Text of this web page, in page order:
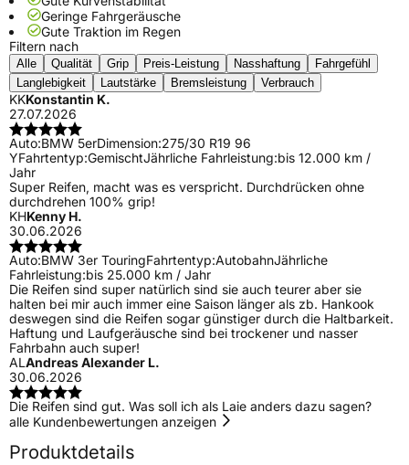
Geringe Fahrgeräusche
Gute Traktion im Regen
Filtern nach
Alle Qualität Grip Preis-Leistung Nasshaftung
Fahrgefühl
Langlebigkeit
Lautstärke Bremsleistung Verbrauch
KKKonstantin K.
27.07.2026
Auto:BMW 5erDimension:275/30 R19 96
YFahrtentyp:GemischtJährliche Fahrleistung:bis 12.000 km /
Jahr
Super Reifen, macht was es verspricht. Durchdrücken ohne
durchdrehen 100% grip!
KHKenny H.
30.06.2026
Auto:BMW 3er TouringFahrtentyp:AutobahnJährliche
Fahrleistung:bis 25.000 km / Jahr
Die Reifen sind super natürlich sind sie auch teurer aber sie
halten bei mir auch immer eine Saison länger als zb. Hankook
deswegen sind die Reifen sogar günstiger durch die Haltbarkeit.
Haftung und Laufgeräusche sind bei trockener und nasser
Fahrbahn auch super!
ALAndreas Alexander L.
30.06.2026
Die Reifen sind gut. Was soll ich als Laie anders dazu sagen?
alle Kundenbewertungen anzeigen
Produktdetails